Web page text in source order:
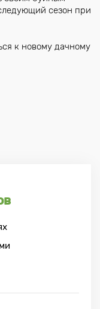
сезон при
к новому дачному